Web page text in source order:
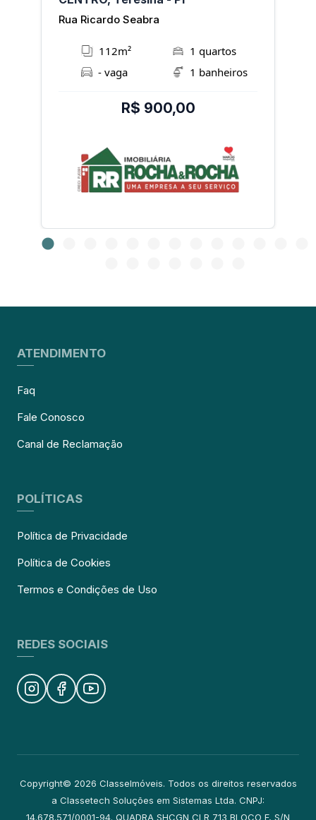
Rua Ricardo Seabra
112m²
1 quartos
- vaga
1 banheiros
R$ 900,00
ATENDIMENTO
Faq
Fale Conosco
Canal de Reclamação
POLÍTICAS
Política de Privacidade
Política de Cookies
Termos e Condições de Uso
REDES SOCIAIS
Copyright© 2026 ClasseImóveis. Todos os direitos reservados
a Classetech Soluções em Sistemas Ltda. CNPJ:
14.678.571/0001-94. QUADRA SHCGN CLR 713 BLOCO F, S/N